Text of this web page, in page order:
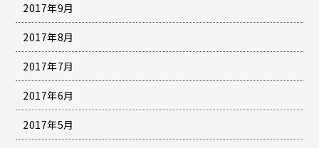
2017年9月
2017年8月
2017年7月
2017年6月
2017年5月